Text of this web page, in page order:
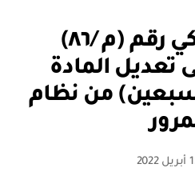
مرسوم ملكي رقم (م /٨٦)
تعديل المادة
من نظام
كاتب
بو
ا
س
ة
2022